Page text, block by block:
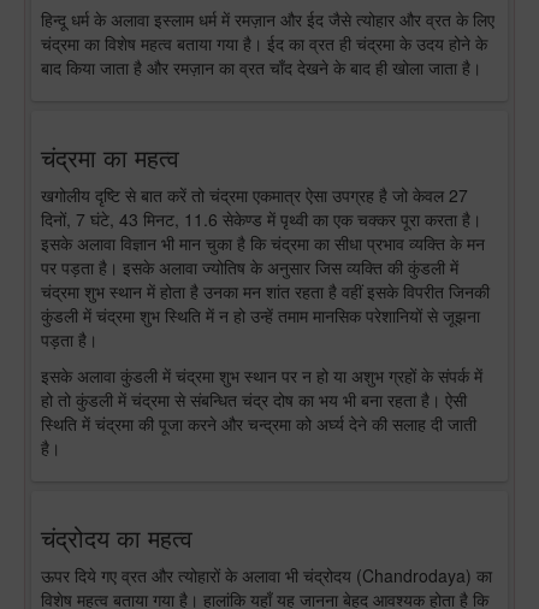
हिन्दू धर्म के अलावा इस्लाम धर्म में रमज़ान और ईद जैसे त्योहार और व्रत के लिए
चंद्रमा का विशेष महत्व बताया गया है। ईद का व्रत ही चंद्रमा के उदय होने के
बाद किया जाता है और रमज़ान का व्रत चाँद देखने के बाद ही खोला जाता है।
चंद्रमा का महत्व
खगोलीय दृष्टि से बात करें तो चंद्रमा एकमात्र ऐसा उपग्रह है जो केवल 27
दिनों, 7 घंटे, 43 मिनट, 11.6 सेकेण्ड में पृथ्वी का एक चक्कर पूरा करता है।
इसके अलावा विज्ञान भी मान चुका है कि चंद्रमा का सीधा प्रभाव व्यक्ति के मन
पर पड़ता है। इसके अलावा ज्योतिष के अनुसार जिस व्यक्ति की कुंडली में
चंद्रमा शुभ स्थान में होता है उनका मन शांत रहता है वहीं इसके विपरीत जिनकी
कुंडली में चंद्रमा शुभ स्थिति में न हो उन्हें तमाम मानसिक परेशानियों से जूझना
पड़ता है।
इसके अलावा कुंडली में चंद्रमा शुभ स्थान पर न हो या अशुभ ग्रहों के संपर्क में
हो तो कुंडली में चंद्रमा से संबन्धित चंद्र दोष का भय भी बना रहता है। ऐसी
स्थिति में चंद्रमा की पूजा करने और चन्द्रमा को अर्घ्य देने की सलाह दी जाती
है।
चंद्रोदय का महत्व
ऊपर दिये गए व्रत और त्योहारों के अलावा भी चंद्रोदय (Chandrodaya) का
विशेष महत्व बताया गया है। हालांकि यहाँ यह जानना बेहद आवश्यक होता है कि